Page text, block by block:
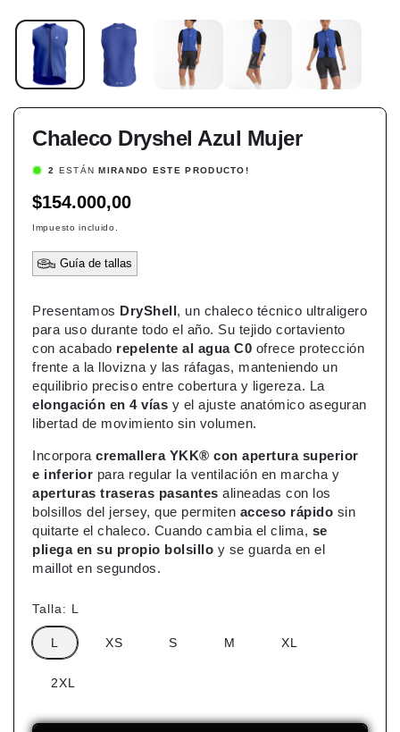
Chaleco Dryshel Azul Mujer
2 ESTÁN MIRANDO ESTE PRODUCTO!
Precio
habitual
$154.000,00
Impuesto incluido.
Guía de tallas
Presentamos DryShell, un chaleco técnico ultraligero
para uso durante todo el año. Su tejido cortaviento
con acabado repelente al agua C0 ofrece protección
frente a la llovizna y las ráfagas, manteniendo un
equilibrio preciso entre cobertura y ligereza. La
elongación en 4 vías y el ajuste anatómico aseguran
libertad de movimiento sin volumen.
Incorpora cremallera YKK® con apertura superior
e inferior para regular la ventilación en marcha y
aperturas traseras pasantes alineadas con los
bolsillos del jersey, que permiten acceso rápido sin
quitarte el chaleco. Cuando cambia el clima, se
pliega en su propio bolsillo y se guarda en el
maillot en segundos.
Talla: L
L XS S M XL
2XL